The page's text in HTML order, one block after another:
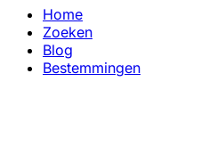
Home
Zoeken
Blog
Bestemmingen